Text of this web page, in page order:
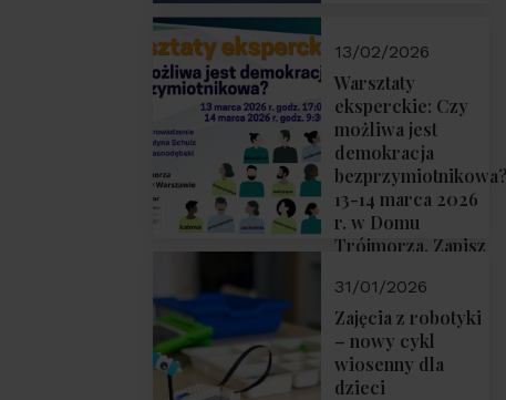
13/02/2026
Warsztaty
eksperckie: Czy
możliwa jest
demokracja
13-14 marca 2026
r. w Domu
Trójmorza. Zapisz
31/01/2026
Zajęcia z robotyki
– nowy cykl
wiosenny dla
dzieci